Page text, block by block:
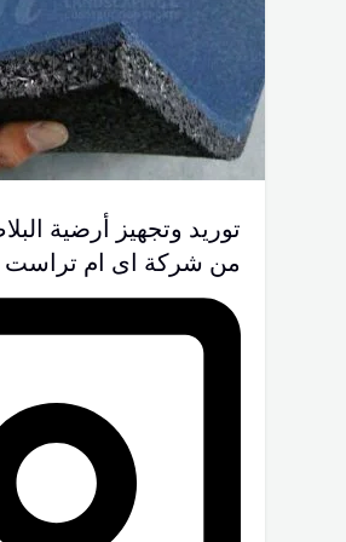
توريد وتجهيز أرضية
من شركة اى ام تراست